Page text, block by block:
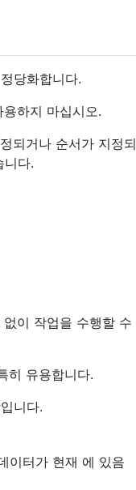
당화합니다.
하지 마십시오.
되거나 순서가 지정되
니다.
이 작업을 수행할 수
히 유용합니다.
니다.
이터가 현재 에 있음